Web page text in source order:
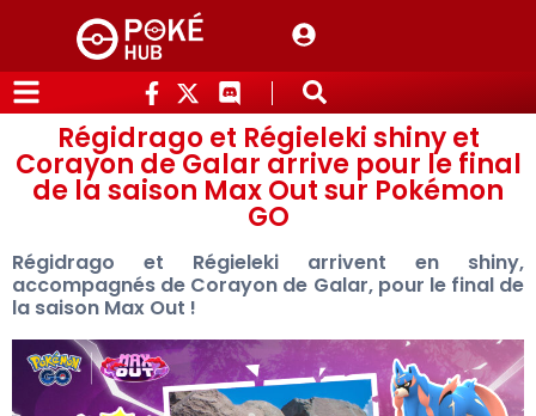
Régidrago et Régieleki shiny et
Corayon de Galar arrive pour le final
de la saison Max Out sur Pokémon
GO
Régidrago et Régieleki arrivent en shiny,
accompagnés de Corayon de Galar, pour le final de
la saison Max Out !